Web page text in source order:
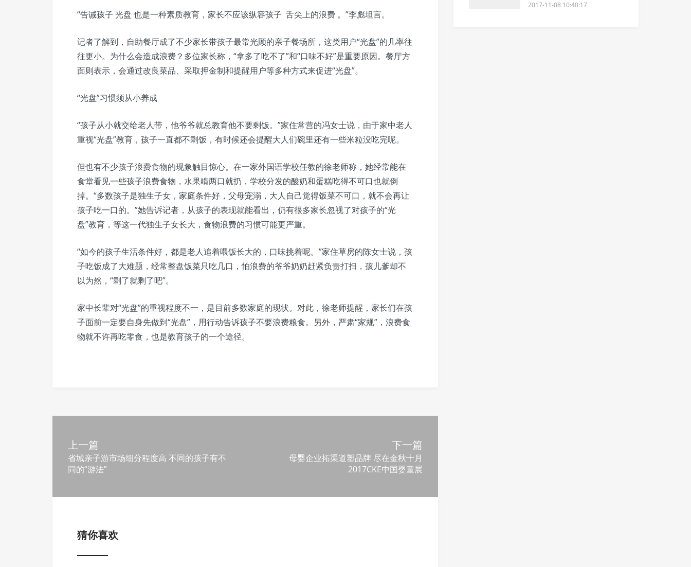
“告诫孩子 光盘 也是一种素质教育，家长不应该纵容孩子 舌尖上的浪费 。”李彪坦言。
记者了解到，自助餐厅成了不少家长带孩子最常光顾的亲子餐场所，这类用户“光盘”的几率往
往更小。为什么会造成浪费？多位家长称，“拿多了吃不了”和“口味不好”是重要原因。餐厅方
面则表示，会通过改良菜品、采取押金制和提醒用户等多种方式来促进“光盘”。
“光盘”习惯须从小养成
“孩子从小就交给老人带，他爷爷就总教育他不要剩饭。”家住常营的冯女士说，由于家中老人
重视“光盘”教育，孩子一直都不剩饭，有时候还会提醒大人们碗里还有一些米粒没吃完呢。
但也有不少孩子浪费食物的现象触目惊心。在一家外国语学校任教的徐老师称，她经常能在
食堂看见一些孩子浪费食物，水果啃两口就扔，学校分发的酸奶和蛋糕吃得不可口也就倒
掉。“多数孩子是独生子女，家庭条件好，父母宠溺，大人自己觉得饭菜不可口，就不会再让
孩子吃一口的。”她告诉记者，从孩子的表现就能看出，仍有很多家长忽视了对孩子的“光
盘”教育，等这一代独生子女长大，食物浪费的习惯可能更严重。
“如今的孩子生活条件好，都是老人追着喂饭长大的，口味挑着呢。”家住草房的陈女士说，孩
子吃饭成了大难题，经常整盘饭菜只吃几口，怕浪费的爷爷奶奶赶紧负责打扫，孩儿爹却不
以为然，“剩了就剩了吧”。
家中长辈对“光盘”的重视程度不一，是目前多数家庭的现状。对此，徐老师提醒，家长们在孩
子面前一定要自身先做到“光盘”，用行动告诉孩子不要浪费粮食。另外，严肃“家规”，浪费食
物就不许再吃零食，也是教育孩子的一个途径。
上一篇
省城亲子游市场细分程度高 不同的孩子有不
同的“游法”
下一篇
母婴企业拓渠道塑品牌 尽在金秋十月
2017CKE中国婴童展
猜你喜欢
2017-11-08 10:40:17